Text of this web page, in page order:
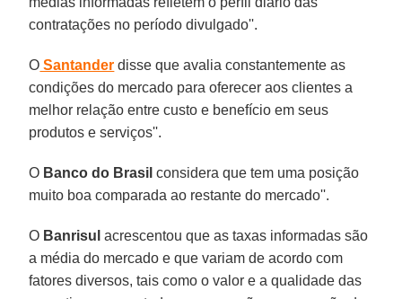
contratações no período divulgado''.
O Santander disse que avalia constantemente as
condições do mercado para oferecer aos clientes a
melhor relação entre custo e benefício em seus
produtos e serviços''.
O Banco do Brasil considera que tem uma posição
muito boa comparada ao restante do mercado''.
O Banrisul acrescentou que as taxas informadas são
a média do mercado e que variam de acordo com
fatores diversos, tais como o valor e a qualidade das